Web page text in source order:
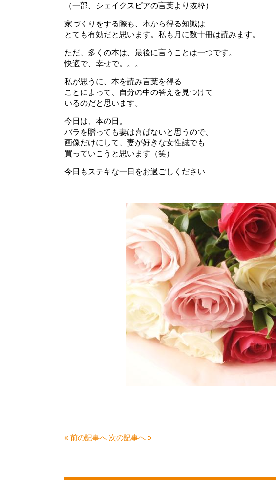
（一部、シェイクスピアの言葉より抜粋）
家づくりをする際も、本から得る知識は
とても有効だと思います。私も月に数十冊は読みます。
ただ、多くの本は、最後に言うことは一つです。
快適で、幸せで。。。
私が思うに、本を読み言葉を得る
ことによって、自分の中の答えを見つけて
いるのだと思います。
今日は、本の日。
バラを贈っても妻は喜ばないと思うので、
画像だけにして、妻が好きな女性誌でも
買っていこうと思います（笑）
今日もステキな一日をお過ごしください
« 前の記事へ 次の記事へ »